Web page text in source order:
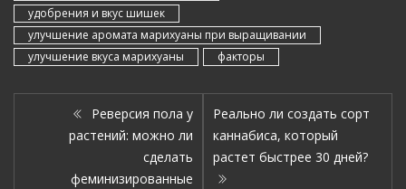
удобрения и вкус шишек
улучшение аромата марихуаны при выращивании
улучшение вкуса марихуаны
факторы
Реверсия пола у
растений: можно ли
сделать
феминизированные
Реально ли создать сорт
каннабиса, который
растет быстрее 30 дней?